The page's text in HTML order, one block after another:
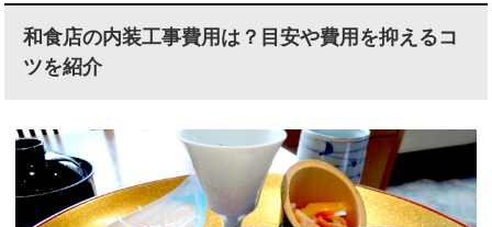
和食店の内装工事費用は？目安や費用を抑えるコ
ツを紹介